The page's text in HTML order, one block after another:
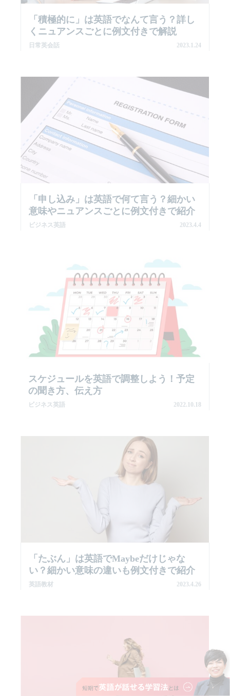
「積極的に」は英語でなんて言う？詳し
くニュアンスごとに例文付きで解説
日常英会話 2023.1.24
「申し込み」は英語で何て言う？細かい
意味やニュアンスごとに例文付きで紹介
ビジネス英語 2023.4.4
スケジュールを英語で調整しよう！予定
の聞き方、伝え方
ビジネス英語 2022.10.18
「たぶん」は英語でMaybeだけじゃな
い？細かい意味の違いも例文付きで紹介
英語教材 2023.4.26